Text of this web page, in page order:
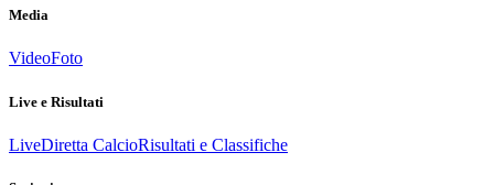
Media
VideoFoto
Live e Risultati
LiveDiretta CalcioRisultati e Classifiche